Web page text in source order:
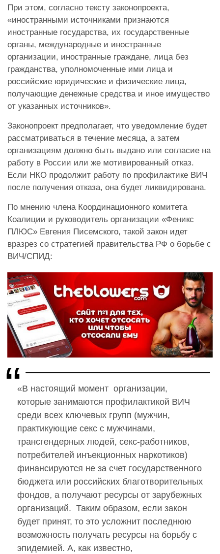
При этом, согласно тексту законопроекта,
«иностранными источниками признаются
иностранные государства, их государственные
органы, международные и иностранные
организации, иностранные граждане, лица без
гражданства, уполномоченные ими лица и
российские юридические и физические лица,
получающие денежные средства и иное имущество
от указанных источников».
Законопроект предполагает, что уведомление будет
рассматриваться в течение месяца, а затем
организациям должно быть выдано или согласие на
работу в России или же мотивированный отказ.
Если НКО продолжит работу по профилактике ВИЧ
после получения отказа, она будет ликвидирована.
По мнению члена Координационного комитета
Коалиции и руководитель организации «Феникс
ПЛЮС» Евгения Писемского, такой закон идет
вразрез со стратегией правительства РФ о борьбе с
ВИЧ/СПИД:
«В настоящий момент организации,
которые занимаются профилактикой ВИЧ
среди всех ключевых групп (мужчин,
практикующие секс с мужчинами,
трансгендерных людей, секс-работников,
потребителей инъекционных наркотиков)
финансируются не за счет государственного
бюджета или российских благотворительных
фондов, а получают ресурсы от зарубежных
организаций. Таким образом, если закон
будет принят, то это усложнит последнюю
возможность получать ресурсы на борьбу с
эпидемией. А, как известно,